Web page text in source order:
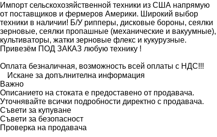
Импорт сельскохозяйственной техники из США напрямую
от поставщиков и фермеров Америки. Широкий выбор
техники в наличии! Б/У рипперы, дисковые бороны, сеялки
зерновые, сеялки пропашные (механические и вакуумные),
культиваторы, жатки зерновые флекс и кукурузные.
Привезём ПОД ЗАКАЗ любую технику !
Оплата безналичная, возможность всей оплаты с НДС!!!
Искане за допълнителна информация
Важно
Описанието на стоката е предоставено от продавача.
Уточнявайте всички подробности директно с продавача.
Съвети за купуване
Съвети за безопасност
Проверка на продавача